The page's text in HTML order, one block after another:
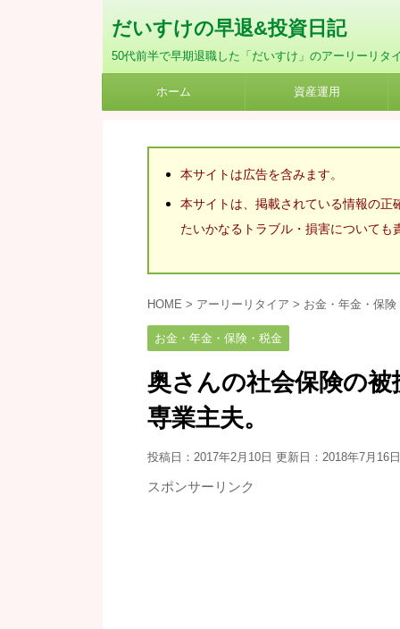
だいすけの早退&投資日記
50代前半で早期退職した「だいすけ」のアーリーリタ
ホーム 資産運用
本サイトは広告を含みます。
本サイトは、掲載されている情報の正
たいかなるトラブル・損害についても
HOME > アーリーリタイア > お金・年金・保険
お金・年金・保険・税金
奥さんの社会保険の
専業主夫。
投稿日：2017年2月10日 更新日： 2018年7月16日
スポンサーリンク